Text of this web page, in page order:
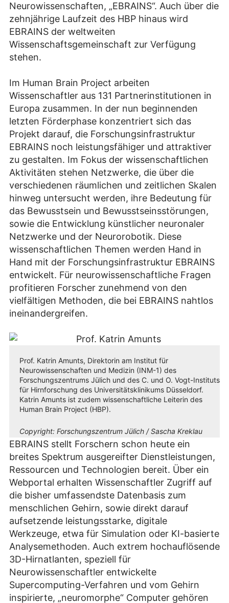
Neurowissenschaften, „EBRAINS“. Auch über die
zehnjährige Laufzeit des HBP hinaus wird
EBRAINS der weltweiten
Wissenschaftsgemeinschaft zur Verfügung
stehen.
Im Human Brain Project arbeiten
Wissenschaftler aus 131 Partnerinstitutionen in
Europa zusammen. In der nun beginnenden
letzten Förderphase konzentriert sich das
Projekt darauf, die Forschungsinfrastruktur
EBRAINS noch leistungsfähiger und attraktiver
zu gestalten. Im Fokus der wissenschaftlichen
Aktivitäten stehen Netzwerke, die über die
verschiedenen räumlichen und zeitlichen Skalen
hinweg untersucht werden, ihre Bedeutung für
das Bewusstsein und Bewusstseinsstörungen,
sowie die Entwicklung künstlicher neuronaler
Netzwerke und der Neurorobotik. Diese
wissenschaftlichen Themen werden Hand in
Hand mit der Forschungsinfrastruktur EBRAINS
entwickelt. Für neurowissenschaftliche Fragen
profitieren Forscher zunehmend von den
vielfältigen Methoden, die bei EBRAINS nahtlos
ineinandergreifen.
Prof. Katrin Amunts, Direktorin am Institut für
Neurowissenschaften und Medizin (INM-1) des
Forschungszentrums Jülich und des C. und O. Vogt-Instituts
für Hirnforschung des Universitätsklinikums Düsseldorf.
Katrin Amunts ist zudem wissenschaftliche Leiterin des
Human Brain Project (HBP).
Copyright: Forschungszentrum Jülich / Sascha Kreklau
EBRAINS stellt Forschern schon heute ein
breites Spektrum ausgereifter Dienstleistungen,
Ressourcen und Technologien bereit. Über ein
Webportal erhalten Wissenschaftler Zugriff auf
die bisher umfassendste Datenbasis zum
menschlichen Gehirn, sowie direkt darauf
aufsetzende leistungsstarke, digitale
Werkzeuge, etwa für Simulation oder KI-basierte
Analysemethoden. Auch extrem hochauflösende
3D-Hirnatlanten, speziell für
Neurowissenschaftler entwickelte
Supercomputing-Verfahren und vom Gehirn
inspirierte, „neuromorphe“ Computer gehören